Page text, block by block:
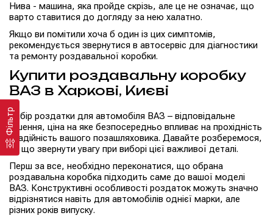
Нива - машина, яка пройде скрізь, але це не означає, що
варто ставитися до догляду за нею халатно.
Якщо ви помітили хоча б один із цих симптомів,
рекомендується звернутися в автосервіс для діагностики
та ремонту роздавальної коробки.
Купити роздавальну коробку
ВАЗ в Харкові, Києві
Вибір роздатки для автомобіля ВАЗ – відповідальне
рішення, ціна на яке безпосередньо впливає на прохідність
і надійність вашого позашляховика. Давайте розберемося,
на що звернути увагу при виборі цієї важливої деталі.
Перш за все, необхідно переконатися, що обрана
роздавальна коробка підходить саме до вашої моделі
ВАЗ. Конструктивні особливості роздаток можуть значно
відрізнятися навіть для автомобілів однієї марки, але
різних років випуску.
Фільтр